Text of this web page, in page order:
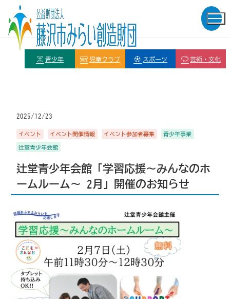
青少年 児童クラブ スポーツ 芸術・文化
2025/12/23
イベント イベント開催情報 イベント参加者募集 青少年事業
辻堂青少年会館
辻堂青少年会館「学習応援～みんなのホ
ームルーム～ 2月」開催のお知らせ